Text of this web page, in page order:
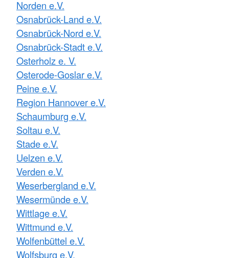
Norden e.V.
Osnabrück-Land e.V.
Osnabrück-Nord e.V.
Osnabrück-Stadt e.V.
Osterholz e. V.
Osterode-Goslar e.V.
Peine e.V.
Region Hannover e.V.
Schaumburg e.V.
Soltau e.V.
Stade e.V.
Uelzen e.V.
Verden e.V.
Weserbergland e.V.
Wesermünde e.V.
Wittlage e.V.
Wittmund e.V.
Wolfenbüttel e.V.
Wolfsburg e.V.